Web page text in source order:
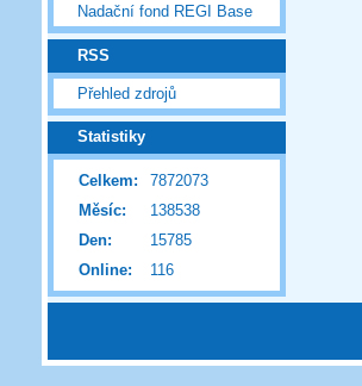
Nadační fond REGI Base
RSS
Přehled zdrojů
Statistiky
Online: 116
Celkem:
7872073
Měsíc:
138538
Den:
15785